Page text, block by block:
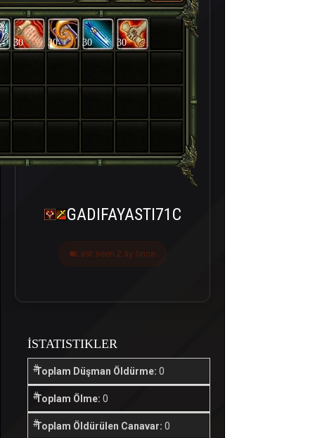
30 30 30 30
GADIFAYASTI71C
Last seen 2 ay önce
İSTATISTIKLER
Toplam Düşman Öldürme: 0
Toplam Ölme: 0
Toplam Öldürülen Canavar: 0